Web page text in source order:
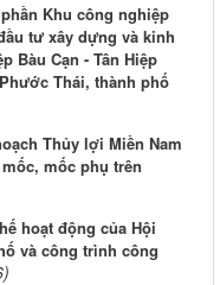
Khu công nghiệp
tư xây dựng và kinh
Bàu Cạn - Tân Hiệp
Thái, thành phố
Thủy lợi Miền Nam
mốc phụ trên
hoạt động của Hội
và công trình công